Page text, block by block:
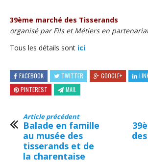
39ème marché des Tisserands
organisé par Fils et Métiers en partenariat
Tous les détails sont ici.
FACEBOOK TWITTER GOOGLE+
PINTEREST
MAIL
Article précédent
Balade en famille
au musée des
tisserands et de
la charentaise